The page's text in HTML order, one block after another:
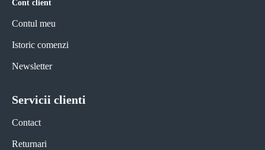
Cont client
Contul meu
Istoric comenzi
Newsletter
Servicii clienti
Contact
Returnari